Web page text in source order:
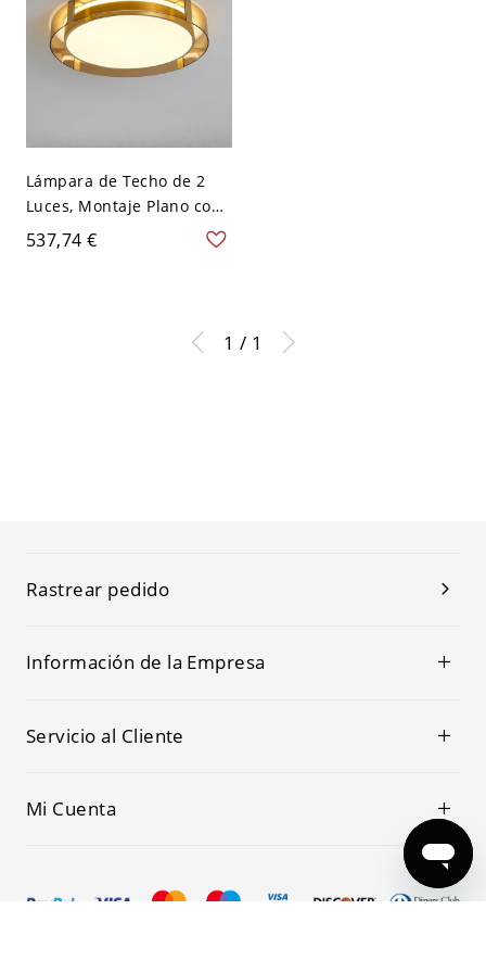
Lámpara de Techo de 2
Luces, Montaje Plano con
Pantalla de Acrílico,
Material de Latón,
120V, 24", Redonda, Beige
537,74 €
1 / 1
Rastrear pedido
Información de la Empresa
Servicio al Cliente
Mi Cuenta